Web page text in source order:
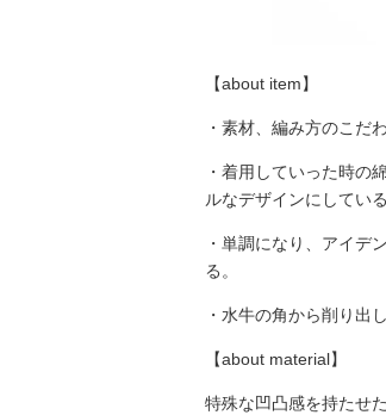
【about item】
・素材、編み方のこだ
・着用していった時の
ルなデザインにしている
・単調になり、アイデ
る。
・水牛の角から削り出
【about material】
特殊な凹凸感を持たせ